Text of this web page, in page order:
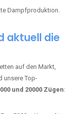
Dampfproduktion.
aktuell die
auf den Markt,
unsere Top-
und 20000 Zügen: